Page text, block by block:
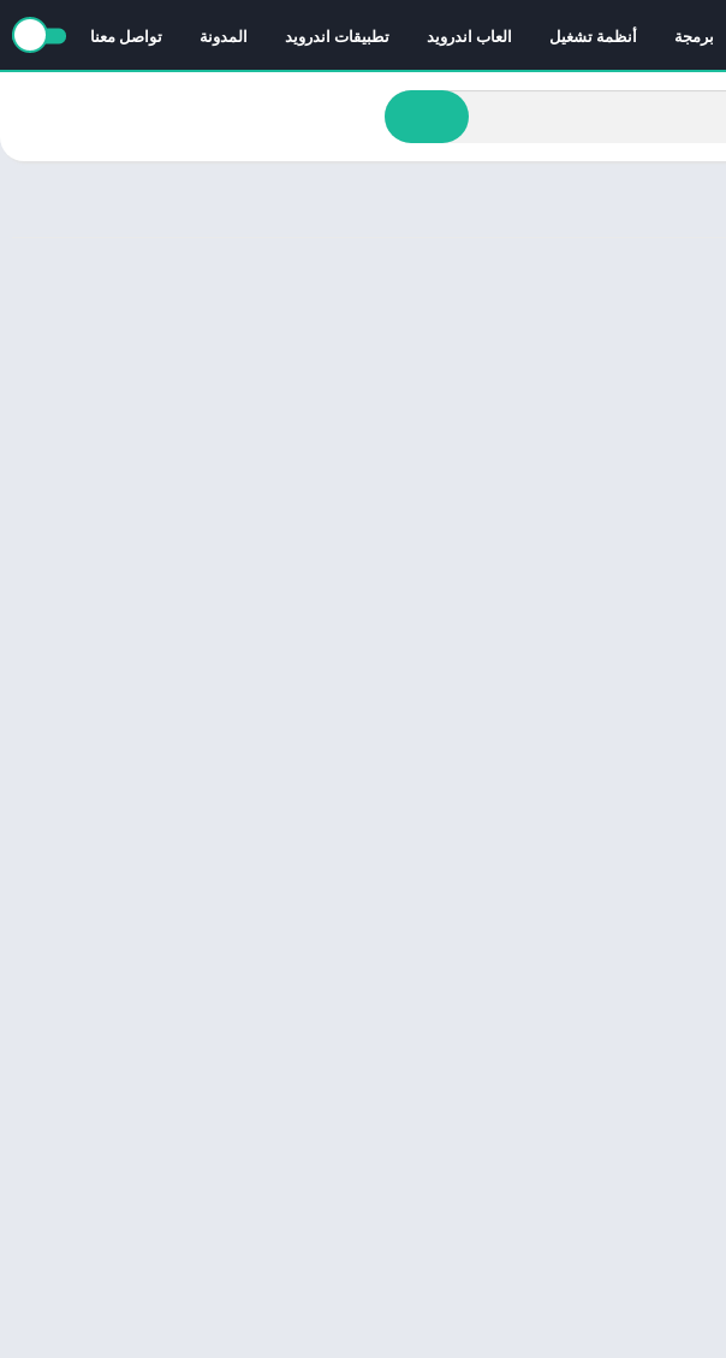
برمجة أنظمة تشغيل العاب اندرويد تطبيقات اندرويد المدونة تواصل معنا